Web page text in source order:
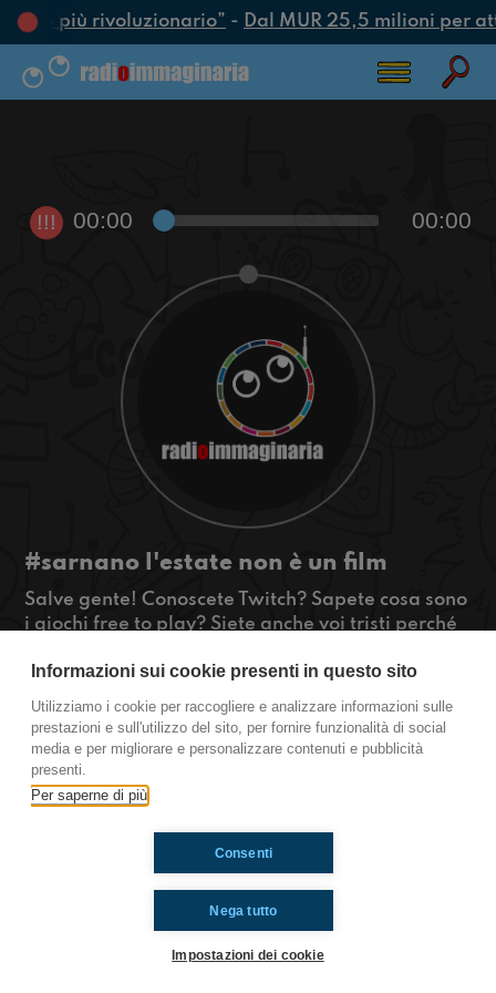
più rivoluzionario”- Dal MUR 25,5 milioni per
!!! 00:00 00:00
#sarnano l'estate non è un film
Salve gente! Conoscete Twitch? Sapete cosa sono
i giochi free to play? Siete anche voi tristi perché
qui!
#OkkinSu www.radioimmaginaria.it
Sarnano
Informazioni sui cookie presenti in questo sito
Utilizziamo i cookie per raccogliere e analizzare informazioni sulle
prestazioni e sull'utilizzo del sito, per fornire funzionalità di social
media e per migliorare e personalizzare contenuti e pubblicità
presenti.
Per saperne di più
Nega tutto
Consenti
Impostazioni dei cookie